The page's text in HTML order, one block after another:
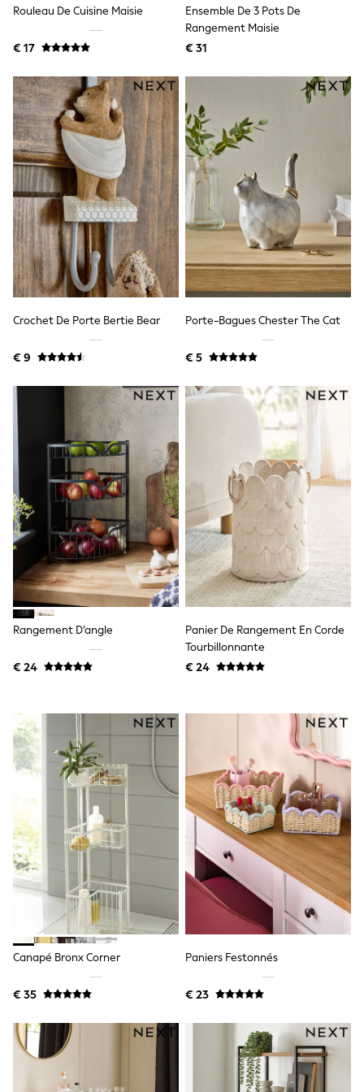
All Occasionwear
Dresses
Cardigans
Skirts
Shop all
Shop All
Disney
Marvel
Paw Patrol
Peppa Pig
Gaming
Harry Potter
Spider man
New In
Trainers
Hoodies & Sweatshirts
T-Shirts & Vests
Leggings
adidas
All Girls Brands
Joules
Little Bird by Jools Oliver
Baker by Ted Baker
Occasionwear
Schoolwear
Partywear
Flower Girl
Bridesmaid
Shop All
A-Z Brands
JoJo Maman Bébé
BOYS
New In
New in from Next
50 - 92cm
98 - 110cm
116 - 134cm
140 - 174cm
Trending: Clogs
Toy Story
Pokemon
Spiderman
THE SET
All Clothing
T-Shirts
Shorts
Shirts
Kurtas
Trousers & Chinos
Sweatshirts & Hoodies
Knitwear & Sweaters
Tops
Coats & Jackets
Jeans
Joggers
Nightwear & Pyjamas
Suits & Waistcoats
Dungarees
All Holiday Shop
Tops & T-Shirts
Rouleau De Cuisine Maisie
€ 17
Ensemble De 3 Pots De
Rangement Maisie
€ 31
Crochet De Porte Bertie Bear
€ 9
Porte-Bagues Chester The Cat
€ 5
Rangement D’angle
€ 24
Panier De Rangement En Corde
Tourbillonnante
€ 24
Canapé Bronx Corner
€ 35
Paniers Festonnés
€ 23